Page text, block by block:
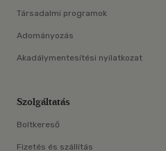
Társadalmi programok
Adományozás
Akadálymentesítési nyilatkozat
Szolgáltatás
Boltkereső
Fizetés és szállítás